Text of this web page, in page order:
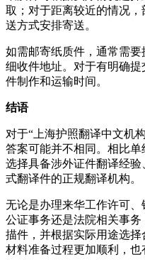
取；对于距离较近的情况
送方式安排寄送。
如需邮寄纸质件，通常需
细收件地址。对于有明确
件制作和运输时间。
结语
对于“上海护照翻译中文机
答案可能并不相同。相比
选择具备涉外证件翻译经
式翻译件的正规翻译机构。
无论是办理来华工作许可、
公证事务还是法院相关事
描件，并根据实际用途选
材料准备过程更加顺利，也